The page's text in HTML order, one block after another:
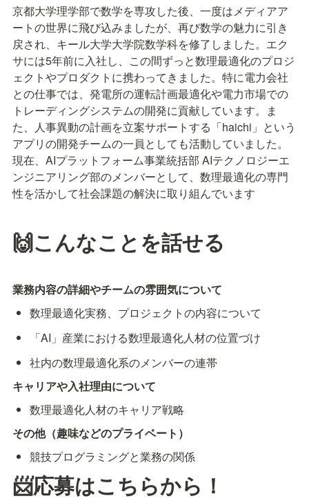
京都大学理学部で数学を専攻した後、一度はメディアア
ートの世界に飛び込みましたが、再び数学の魅力に引き
戻され、キール大学大学院数学科を修了しました。エク
サには5年前に入社し、この間ずっと数理最適化のプロジ
ェクトやプロダクトに携わってきました。特に電力会社
との仕事では、発電所の運転計画最適化や電力市場での
トレーディングシステムの開発に貢献しています。ま
た、人事異動の計画を立案サポートする「haichi」という
アプリの開発チームの一員としても活動していました。
現在、AIプラットフォーム事業統括部 AIテクノロジーエ
ンジニアリング部のメンバーとして、数理最適化の専門
性を活かして社会課題の解決に取り組んでいます
🙌こんなことを話せる
業務内容の詳細やチームの雰囲気について
数理最適化実務、プロジェクトの内容について
「AI」産業における数理最適化人材の位置づけ
社内の数理最適化系のメンバーの連帯
キャリアや入社理由について
数理最適化人材のキャリア戦略
その他（趣味などのプライベート）
競技プログラミングと業務の関係
📨応募はこちらから！